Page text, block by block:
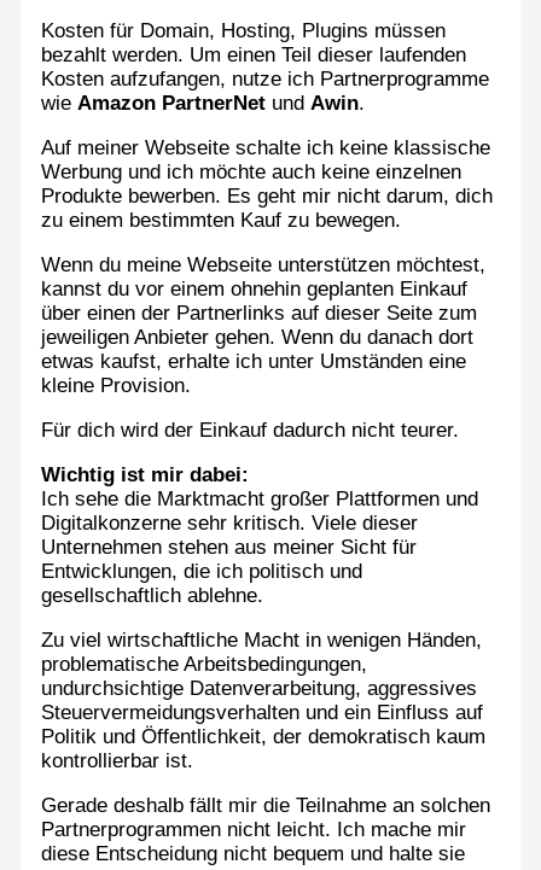
Kosten für Domain, Hosting, Plugins müssen
bezahlt werden. Um einen Teil dieser laufenden
Kosten aufzufangen, nutze ich Partnerprogramme
wieAmazon PartnerNet undAwin.
Auf meiner Webseite schalte ich keine klassische
Werbung und ich möchte auch keine einzelnen
Produkte bewerben. Es geht mir nicht darum, dich
zu einem bestimmten Kauf zu bewegen.
Wenn du meine Webseite unterstützen möchtest,
kannst du vor einem ohnehin geplanten Einkauf
über einen der Partnerlinks auf dieser Seite zum
jeweiligen Anbieter gehen. Wenn du danach dort
etwas kaufst, erhalte ich unter Umständen eine
kleine Provision.
Für dich wird der Einkauf dadurch nicht teurer.
Wichtig ist mir dabei:
Ich sehe die Marktmacht großer Plattformen und
Digitalkonzerne sehr kritisch. Viele dieser
Unternehmen stehen aus meiner Sicht für
Entwicklungen, die ich politisch und
gesellschaftlich ablehne.
Zu viel wirtschaftliche Macht in wenigen Händen,
problematische Arbeitsbedingungen,
undurchsichtige Datenverarbeitung, aggressives
Steuervermeidungsverhalten und ein Einfluss auf
Politik und Öffentlichkeit, der demokratisch kaum
kontrollierbar ist.
Gerade deshalb fällt mir die Teilnahme an solchen
Partnerprogrammen nicht leicht. Ich mache mir
diese Entscheidung nicht bequem und halte sie